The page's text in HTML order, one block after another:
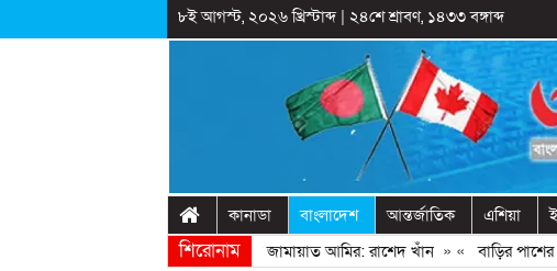
৮ই আগস্ট, ২০২৬ খ্রিস্টাব্দ| ২৪শে শ্রাবণ, ১৪৩৩ বঙ্গাব্দ
কানাডা বাংলাদেশ আন্তর্জাতিক এশিয়া
শিরোনাম
সঙ্গে প্রথম বেইমানি করেন জামায়াত আমির: রাশেদ খাঁন» «বাড়ির পাশের